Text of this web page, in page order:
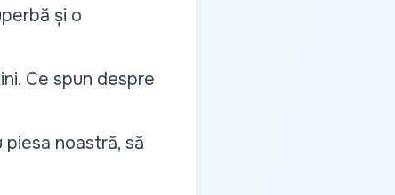
și o
Ce spun despre
noastră, să